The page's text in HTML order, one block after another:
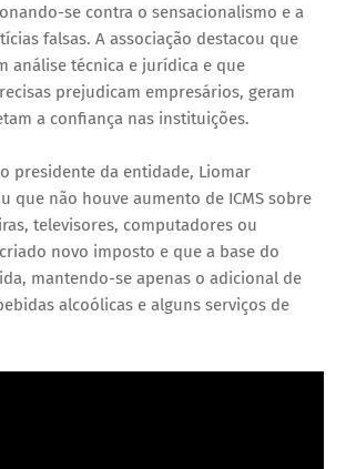
se contra o sensacionalismo e a
falsas. A associação destacou que
análise técnica e jurídica e que
prejudicam empresários, geram
a confiança nas instituições.
presidente da entidade, Liomar
que não houve aumento de ICMS sobre
televisores, computadores ou
novo imposto e que a base do
mantendo-se apenas o adicional de
alcoólicas e alguns serviços de